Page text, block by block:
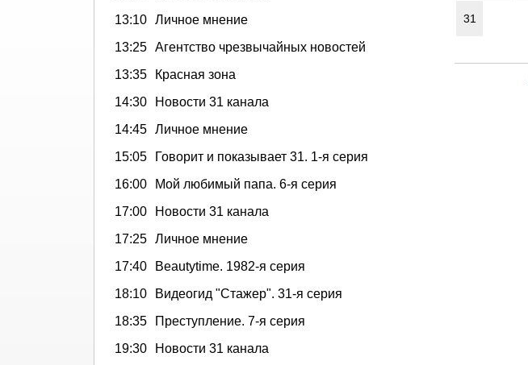
13:10 Личное мнение
13:25 Агентство чрезвычайных новостей
13:35
Красная зона
14:30
Новости 31 канала
14:45 Личное мнение
15:05
Говорит и показывает 31. 1-я серия
16:00
Мой любимый папа. 6-я серия
17:00
Новости 31 канала
17:25 Личное мнение
17:40
Beautytime. 1982-я серия
18:10
Видеогид "Стажер". 31-я серия
18:35
Преступление. 7-я серия
19:30
Новости 31 канала
31